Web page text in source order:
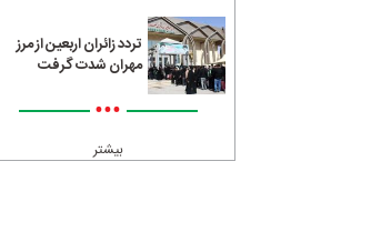
تردد زائران اربعین از مرز
مهران شدت گرفت
•••
بیشتر